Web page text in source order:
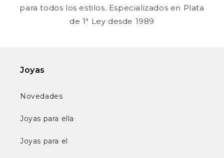
para todos los estilos. Especializados en Plata
de 1ª Ley desde 1989
Joyas
Novedades
Joyas para ella
Joyas para el